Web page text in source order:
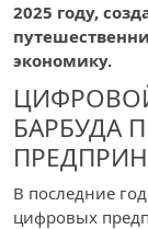
2025 году,
экономику.
БАРБУДА
В последние
цифровых